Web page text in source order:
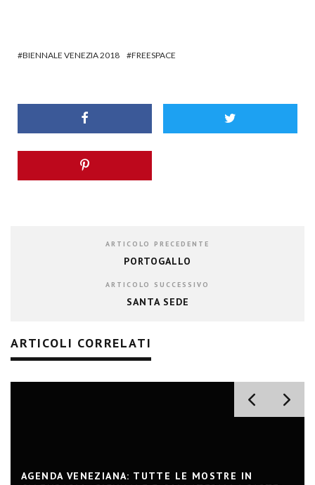
BIENNALE VENEZIA 2018 FREESPACE
ARTICOLO PRECEDENTE
PORTOGALLO
ARTICOLO SUCCESSIVO
SANTA SEDE
ARTICOLI CORRELATI
AGENDA VENEZIANA: TUTTE LE MOSTRE IN